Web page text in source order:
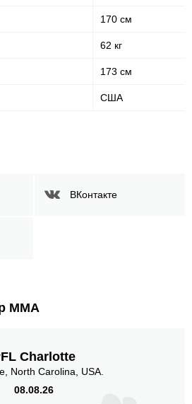
170 см
62 кг
173 см
США
ВКонтакте
ММА
Charlotte
North Carolina, USA.
08.08.26